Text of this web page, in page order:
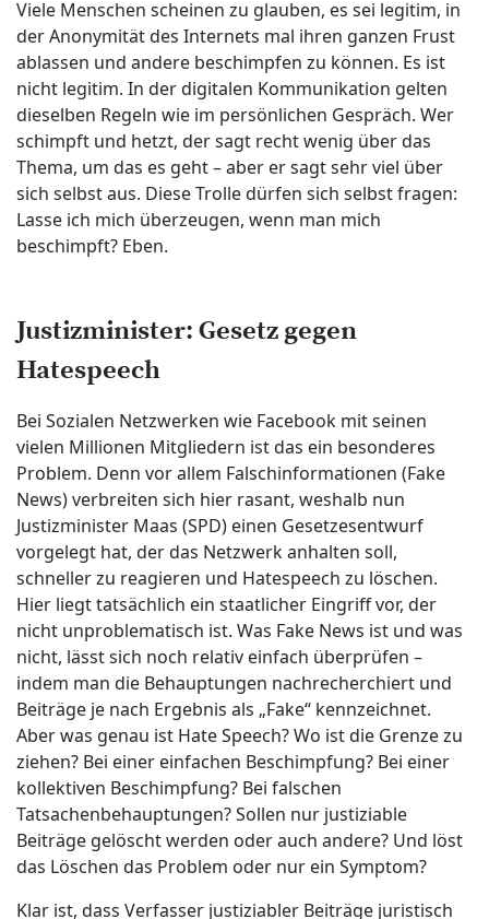
Viele Menschen scheinen zu glauben, es sei legitim, in
der Anonymität des Internets mal ihren ganzen Frust
ablassen und andere beschimpfen zu können. Es ist
nicht legitim. In der digitalen Kommunikation gelten
dieselben Regeln wie im persönlichen Gespräch. Wer
schimpft und hetzt, der sagt recht wenig über das
Thema, um das es geht – aber er sagt sehr viel über
sich selbst aus. Diese Trolle dürfen sich selbst fragen:
Lasse ich mich überzeugen, wenn man mich
beschimpft? Eben.
Justizminister: Gesetz gegen
Hatespeech
Bei Sozialen Netzwerken wie Facebook mit seinen
vielen Millionen Mitgliedern ist das ein besonderes
Problem. Denn vor allem Falschinformationen (Fake
News) verbreiten sich hier rasant, weshalb nun
Justizminister Maas (SPD) einen Gesetzesentwurf
vorgelegt hat, der das Netzwerk anhalten soll,
schneller zu reagieren und Hatespeech zu löschen.
Hier liegt tatsächlich ein staatlicher Eingriff vor, der
nicht unproblematisch ist. Was Fake News ist und was
nicht, lässt sich noch relativ einfach überprüfen –
indem man die Behauptungen nachrecherchiert und
Beiträge je nach Ergebnis als „Fake“ kennzeichnet.
Aber was genau ist Hate Speech? Wo ist die Grenze zu
ziehen? Bei einer einfachen Beschimpfung? Bei einer
kollektiven Beschimpfung? Bei falschen
Tatsachenbehauptungen? Sollen nur justiziable
Beiträge gelöscht werden oder auch andere? Und löst
das Löschen das Problem oder nur ein Symptom?
Klar ist, dass Verfasser justiziabler Beiträge juristisch